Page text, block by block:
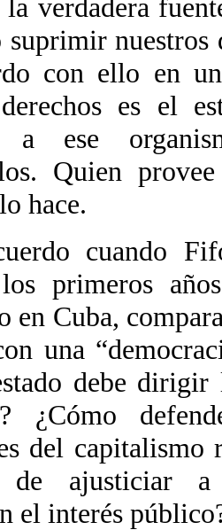
verdadera
suprimir nuestros
con ello en
es el
a ese
Quien
hace.
cuando
primeros
en Cuba,
una
debe dirigir
¿Cómo
del capitalismo
de ajusticiar a
el interés